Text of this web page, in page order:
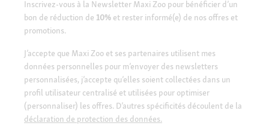
Inscrivez-vous à la Newsletter Maxi Zoo pour bénéficier d’un
bon de réduction de 10% et rester informé(e) de nos offres et
promotions.
J’accepte que Maxi Zoo et ses partenaires utilisent mes
données personnelles pour m’envoyer des newsletters
personnalisées, j’accepte qu’elles soient collectées dans un
profil utilisateur centralisé et utilisées pour optimiser
(personnaliser) les offres. D’autres spécificités découlent de la
déclaration de protection des données.